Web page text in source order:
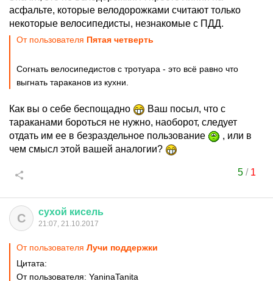
асфальте, которые велодорожками считают только
некоторые велосипедисты, незнакомые с ПДД.
От пользователя Пятая четверть
Согнать велосипедистов с тротуара - это всё равно что
выгнать тараканов из кухни.
Как вы о себе беспощадно
Ваш посыл, что с
тараканами бороться не нужно, наоборот, следует
отдать им ее в безраздельное пользование
, или в
чем смысл этой вашей аналогии?
5/ 1
С сухой кисель
21:07, 21.10.2017
От пользователя Лучи поддержки
Цитата:
От пользователя: YaninaTanita